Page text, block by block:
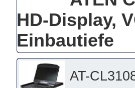
HD-Display,
Einbautiefe
AT-